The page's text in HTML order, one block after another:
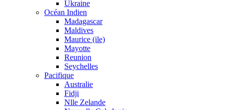
Ukraine
Océan Indien
Madagascar
Maldives
Maurice (ile)
Mayotte
Reunion
Seychelles
Pacifique
Australie
Fidji
Nlle Zelande